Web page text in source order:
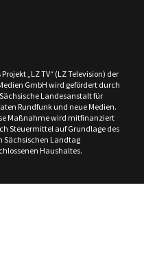
Projekt „LZ TV“ (LZ Television) der
GmbH wird gefördert durch
Landesanstalt für
Rundfunk und neue Medien.
Maßnahme wird mitfinanziert
Steuermittel auf Grundlage des
Sächsischen Landtag
Haushaltes.